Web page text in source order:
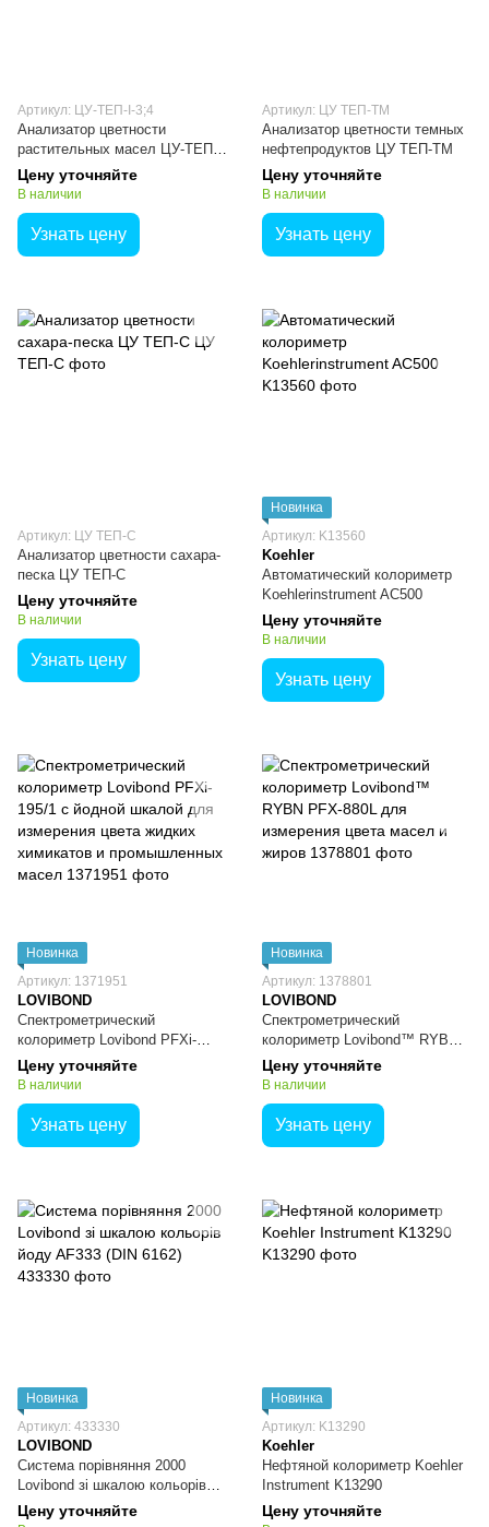
Артикул: ЦУ-ТЕП-I-3;4
Анализатор цветности
растительных масел ЦУ-ТЕП-
РМ
Цену уточняйте
В наличии
Узнать цену
Артикул: ЦУ ТЕП-ТМ
Анализатор цветности темных
нефтепродуктов ЦУ ТЕП-ТМ
Цену уточняйте
В наличии
Узнать цену
Артикул: ЦУ ТЕП-С
Анализатор цветности сахара-
песка ЦУ ТЕП-С
Цену уточняйте
В наличии
Узнать цену
Новинка
Артикул: K13560
Koehler
Автоматический колориметр
Koehlerinstrument AC500
Цену уточняйте
В наличии
Узнать цену
Новинка
Артикул: 1371951
LOVIBOND
Спектрометрический
колориметр Lovibond PFXi-
195/1 с йодной шкалой для
измерения цвета жидких
масел
Цену уточняйте
В наличии
Узнать цену
Новинка
Артикул: 1378801
LOVIBOND
Спектрометрический
колориметр Lovibond™ RYBN
PFX-880L для измерения цвета
масел и жиров
Цену уточняйте
В наличии
Узнать цену
Новинка
Артикул: 433330
LOVIBOND
Система порівняння 2000
Lovibond зі шкалою кольорів
йоду AF333 (DIN 6162)
Цену уточняйте
Новинка
Артикул: K13290
Koehler
Нефтяной колориметр Koehler
Instrument K13290
Цену уточняйте